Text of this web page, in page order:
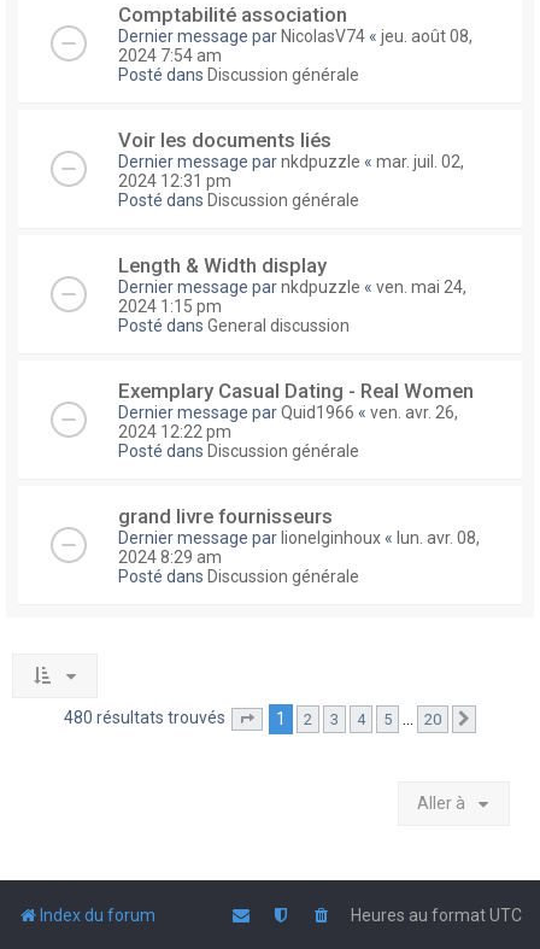
Comptabilité association
Dernier message par NicolasV74 « jeu. août 08,
2024 7:54 am
Posté dans Discussion générale
Voir les documents liés
Dernier message parnkdpuzzle « mar. juil. 02,
2024 12:31 pm
Posté dans Discussion générale
Length & Width display
Dernier message parnkdpuzzle « ven. mai 24,
2024 1:15 pm
Posté dans General discussion
Exemplary Сasual Dating - Real Women
Dernier message parQuid1966 « ven. avr. 26,
2024 12:22 pm
Posté dans Discussion générale
grand livre fournisseurs
Dernier message par lionelginhoux « lun. avr. 08,
2024 8:29 am
Posté dans Discussion générale
480 résultats trouvés Page sur20
1 2 3 4 5 … 20
Aller à
Index du forum Heures au formatUTC